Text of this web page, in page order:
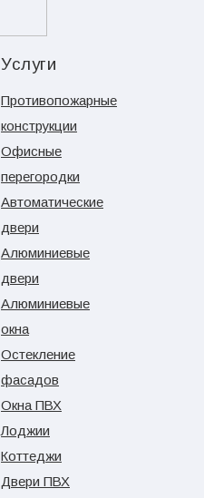
Услуги
Противопожарные
конструкции
Офисные
перегородки
Автоматические
двери
Алюминиевые
двери
Алюминиевые
окна
Остекление
фасадов
Окна ПВХ
Лоджии
Коттеджи
Двери ПВХ